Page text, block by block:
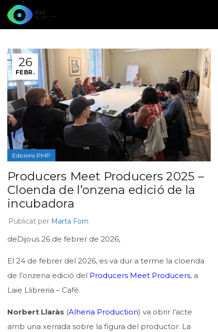
26
FEBR.
Edicions PMP
Producers Meet Producers 2025 –
Cloenda de l’onzena edició de la
incubadora
Publicat per Marta Forn
deDijous 26 de febrer de 2026,
El 24 de febrer del 2026, es va dur a terme la cloenda
de l’onzena edició del Producers Meet Producers, a
Laie Llibreria – Café.
Norbert Llaràs (Alhena Production) va obrir l’acte
amb una xerrada sobre la figura del productor. La